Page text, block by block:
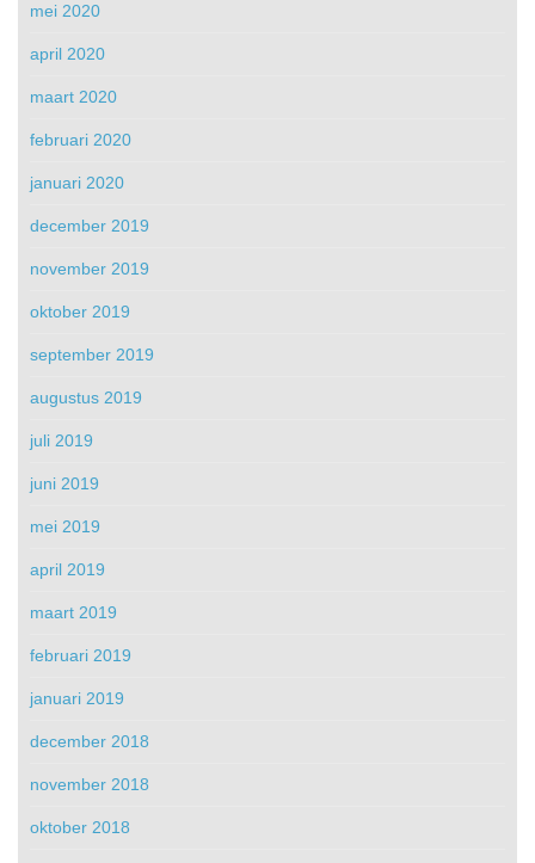
mei 2020
april 2020
maart 2020
februari 2020
januari 2020
december 2019
november 2019
oktober 2019
september 2019
augustus 2019
juli 2019
juni 2019
mei 2019
april 2019
maart 2019
februari 2019
januari 2019
december 2018
november 2018
oktober 2018